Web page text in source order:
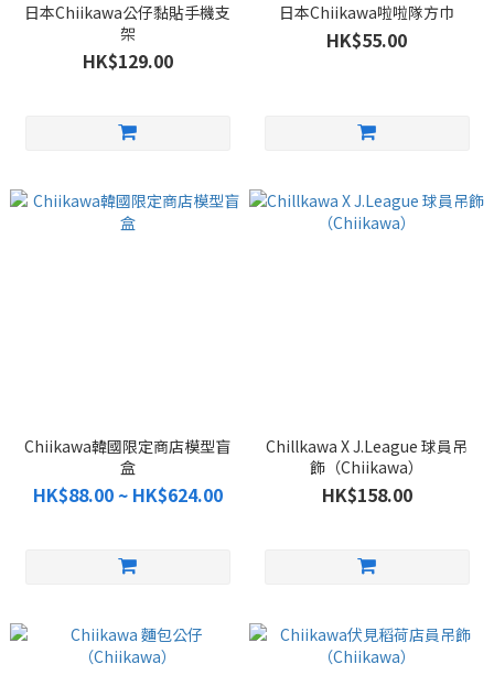
日本Chiikawa公仔黏貼手機支
架
HK$129.00
日本Chiikawa啦啦隊方巾
HK$55.00
Chiikawa韓國限定商店模型盲
盒
HK$88.00 ~ HK$624.00
Chillkawa X J.League 球員吊
飾（Chiikawa）
HK$158.00